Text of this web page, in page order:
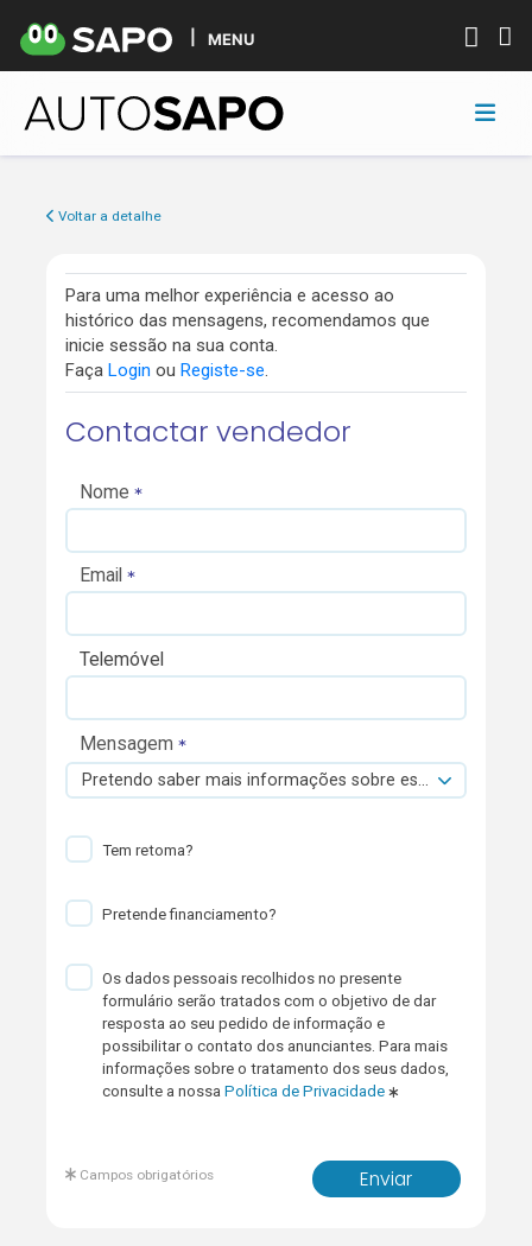
MENU
Voltar a detalhe
Para uma melhor experiência e acesso ao
histórico das mensagens, recomendamos que
inicie sessão na sua conta.
Faça Login ou Registe-se.
Contactar vendedor
Nome
Email
Telemóvel
Mensagem
Pretendo saber mais informações sobre esta viatura.
Tem retoma?
Pretende financiamento?
Os dados pessoais recolhidos no presente
formulário serão tratados com o objetivo de dar
resposta ao seu pedido de informação e
possibilitar o contato dos anunciantes. Para mais
informações sobre o tratamento dos seus dados,
consulte a nossaPolítica de Privacidade
Enviar
Campos obrigatórios